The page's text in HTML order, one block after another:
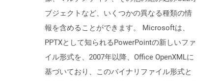
ブジェクトなど、いくつかの異なる種類の情
報を含めることができます。 Microsoftは、
PPTXとして知られるPowerPointの新しいファ
イル形式を、2007年以降、Office OpenXMLに
基づいており、このバイナリファイル形式と